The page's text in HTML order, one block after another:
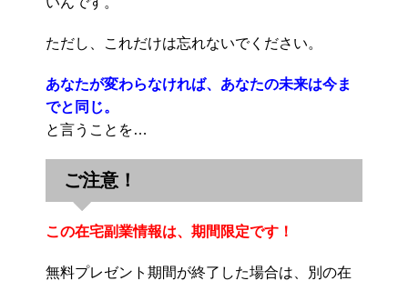
ただし、これだけは忘れないでください。
あなたが変わらなければ、あなたの未来は今ま
でと同じ。
と言うことを…
ご注意！
この在宅副業情報は、期間限定です！
無料プレゼント期間が終了した場合は、別の在